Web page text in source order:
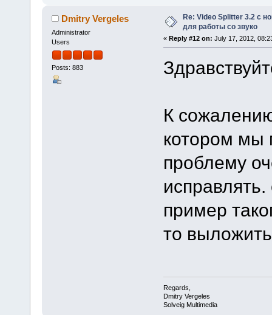
Dmitry Vergeles
Administrator
Users
Posts: 883
Re: Video Splitter 3.2 c
для работы со звуко
« Reply #12 on: July 17, 2012,
К
котором мы
проблему
пример
то
Regards,
Dmitry Vergeles
Solveig Multimedia